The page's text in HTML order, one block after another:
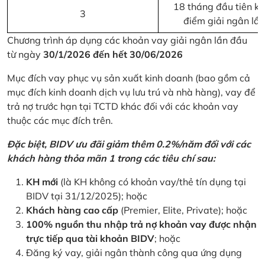
3
18 tháng đầu tiên
điểm giải ngân
Chương trình áp dụng các khoản vay giải ngân lần đầu
từ ngày 30/1/2026 đến hết 30/06/2026
Mục đích vay phục vụ sản xuất kinh doanh (bao gồm cả
mục đích kinh doanh dịch vụ lưu trú và nhà hàng), vay để
trả nợ trước hạn tại TCTD khác đối với các khoản vay
thuộc các mục đích trên.
Đặc biệt, BIDV ưu đãi giảm thêm 0.2%/năm đối với các
khách hàng thỏa mãn 1 trong các tiêu chí sau:
KH mới (là KH không có khoản vay/thẻ tín dụng tại
BIDV tại 31/12/2025); hoặc
Khách hàng cao cấp (Premier, Elite, Private); hoặc
100% nguồn thu nhập trả nợ khoản vay được nhận
trực tiếp qua tài khoản BIDV; hoặc
Đăng ký vay, giải ngân thành công qua ứng dụng